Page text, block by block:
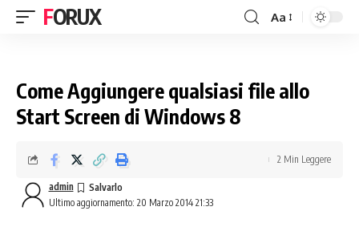
FORUX Aa
Come Aggiungere qualsiasi file allo
Start Screen di Windows 8
Ultimo aggiornamento: 20 Marzo 2014 21:33
admin
2 Min Leggere